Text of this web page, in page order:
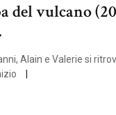
del vulcano
Alain e Valerie si